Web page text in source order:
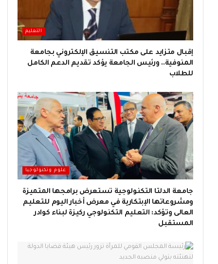
التعليم
إقبال متزايد على مكتب التنسيق الإلكتروني بجامعة
المنوفية.. ورئيس الجامعة يؤكد تقديم الدعم الكامل
للطلاب
علوم وتكنولوجيا
جامعة الدلتا التكنولوجية تستعرض برامجها المتميزة
ومشروعاتها الإبتكارية في معرض أخبار اليوم للتعليم
العالى وتؤكد: التعليم التكنولوجي ركيزة لبناء كوادر
المستقبل